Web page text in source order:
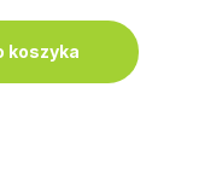
- 6250 Gumiaki
koszyka